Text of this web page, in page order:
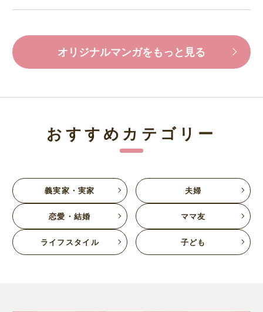
オリジナルマンガをもっと見る
おすすめカテゴリー
義実家・実家 夫婦
恋愛・結婚 ママ友
ライフスタイル 子ども